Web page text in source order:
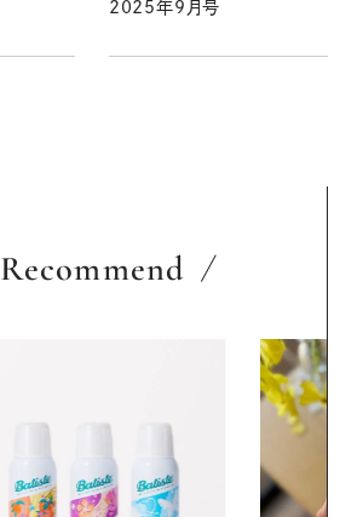
2025年9月号
Recommend